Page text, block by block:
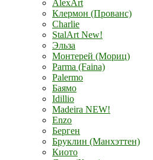
AlexArt
Клермон (Прованс)
Charlie
StalArt New!
Эльза
Монтерей (Мориц)
Parma (Faina)
Palermo
Баямо
Idillio
Madeira NEW!
Enzo
Берген
Бруклин (Манхэттен)
Киото